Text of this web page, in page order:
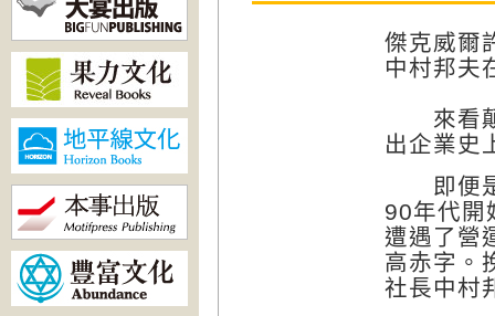
傑克威爾
中村邦夫
來看顛
出企業史
即便是
90年代開
遭遇了營
高赤字。
社長中村